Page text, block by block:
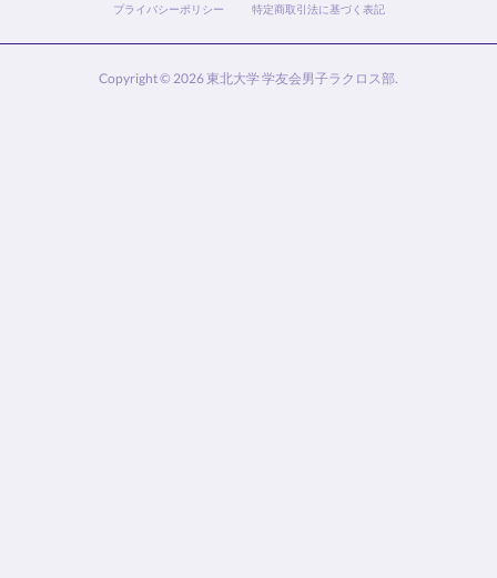
プライバシーポリシー 特定商取引法に基づく表記
Copyright © 2026 東北大学 学友会男子ラクロス部.